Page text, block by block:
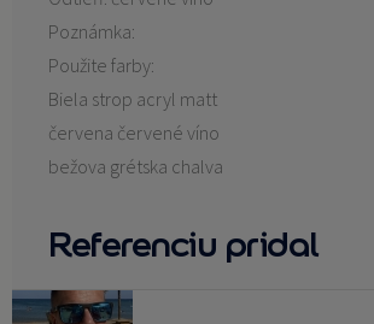
Poznámka:
Použite farby:
Biela strop acryl matt
červena červené víno
bežova grétska chalva
Referenciu pridal